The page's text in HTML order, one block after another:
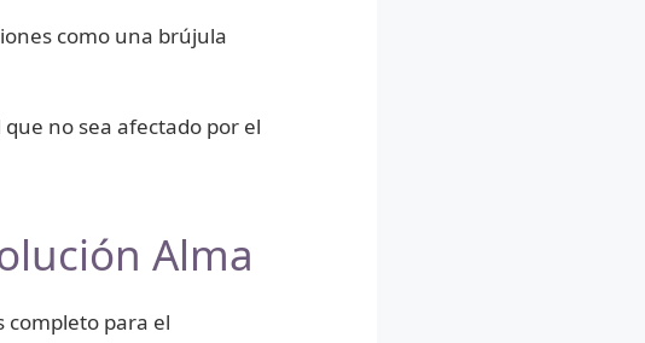
como una brújula
no sea afectado por el
Alma
completo para el